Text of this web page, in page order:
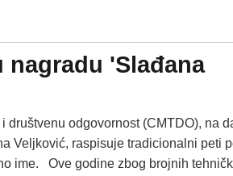
'Slađana
društvenu odgovornost (CMTDO), na
Veljković, raspisuje tradicionalni peti
ime. Ove godine zbog brojnih